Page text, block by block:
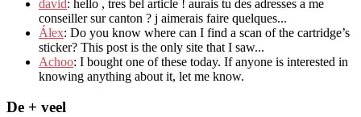
david: hello , tres bel article ! aurais tu des adresses a me
conseiller sur canton ? j aimerais faire quelques...
Álex: Do you know where can I find a scan of the cartridge’s
sticker? This post is the only site that I saw...
Achoo: I bought one of these today. If anyone is interested in
knowing anything about it, let me know.
De + veel